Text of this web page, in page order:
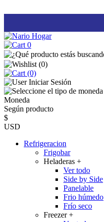
0
(0)
(0)
Iniciar Sesión
Moneda
Según producto
$
USD
Refrigeracion
Frigobar
Heladeras +
Ver todo
Side by Side
Panelable
Frio húmedo
Frío seco
Freezer+